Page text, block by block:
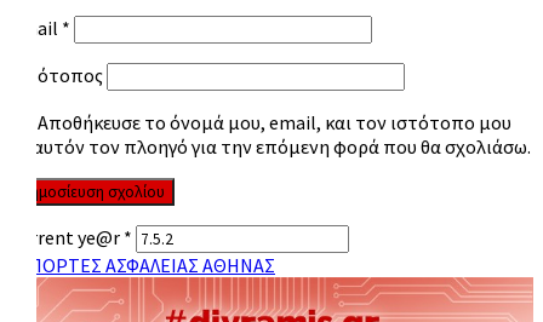
Email *
Ιστότοπος
Αποθήκευσε το όνομά μου, email, και τον ιστότοπο μου
σε αυτόν τον πλοηγό για την επόμενη φορά που θα σχολιάσω.
Current ye@r *